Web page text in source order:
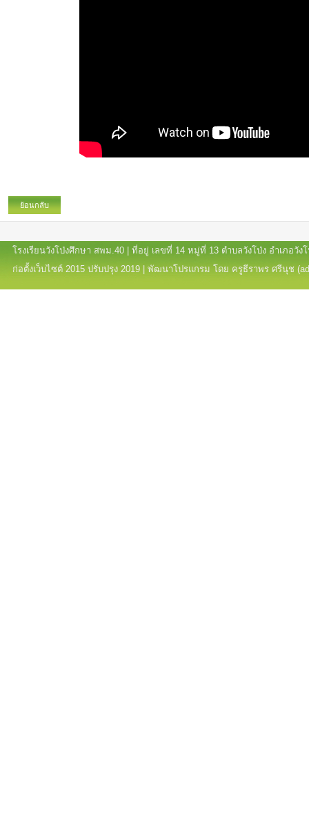
ย้อนกลับ
รงเรียนวังโป่งศึกษา สพม.40 | ที่อยู่ เลขที่ 14 หมู่ที่ 13 ตำบลวังโป่ง อำเภอวังโ
อตั้งเว็บไซต์ 2015 ปรับปรุง 2019 | พัฒนาโปรแกรม โดย ครูธีราพร ศรีนุช